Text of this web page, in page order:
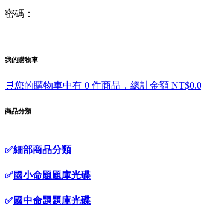
密碼：
我的購物車
🛒您的購物車中有 0 件商品，總計金額
商品分類
✅細部商品分類
✅國小命題題庫光碟
✅國中命題題庫光碟